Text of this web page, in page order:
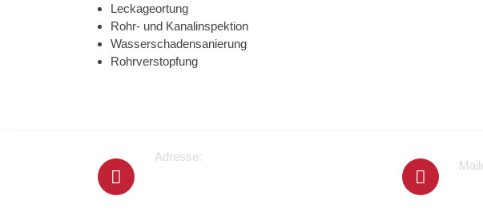
Leckageortung
Rohr- und Kanalinspektion
Wasserschadensanierung
Rohrverstopfung
Adresse: